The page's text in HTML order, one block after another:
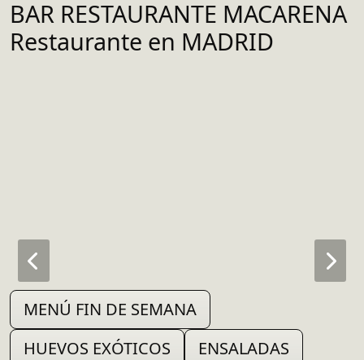
BAR RESTAURANTE MACARENA
Restaurante en MADRID
MENÚ FIN DE SEMANA
HUEVOS EXÓTICOS
ENSALADAS